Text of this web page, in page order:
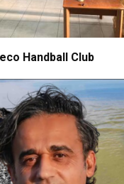
Handball Club